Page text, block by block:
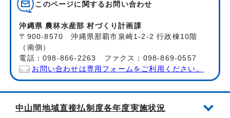
このページに関する お問い合わせ
沖縄県 農林水産部 村づくり計画課
〒900-8570 沖縄県那覇市泉崎1-2-2 行政棟10階
（南側）
電話：098-866-2263 ファクス：098-869-0557
お問い合わせは専用フォームをご利用ください。
中山間地域直接払制度各年度実施状況